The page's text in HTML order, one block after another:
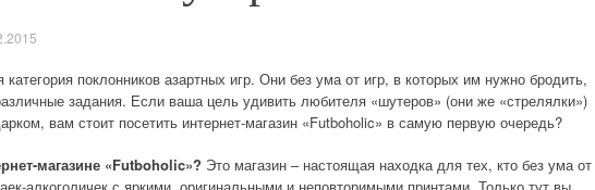
поклонников азартных игр. Они без ума от игр, в которых им нужно бродить,
задания. Если ваша цель удивить любителя «шутеров» (они же «стрелялки»)
вам стоит посетить интернет-магазин «Futboholic» в самую первую очередь?
магазине «Futboholic»? Это магазин – настоящая находка для тех, кто без ума от